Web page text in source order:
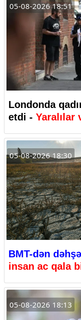
05-08-2026 18:51
Londonda
etdi - Yaralılar
05-08-2026 18:30
BMT-dən
insan ac qala
05-08-2026 18:13